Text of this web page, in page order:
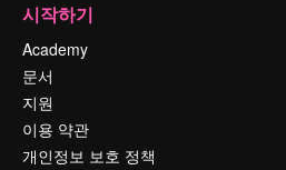
시작하기
Academy
문서
지원
이용 약관
개인정보 보호 정책